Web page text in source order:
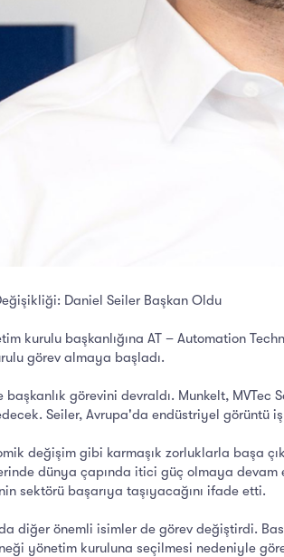
Daniel Seiler Başkan Oldu
kurulu başkanlığına AT – Automation
görev almaya başladı.
görevini devraldı. Munkelt,
Seiler, Avrupa'da endüstriyel görüntü
değişim gibi karmaşık zorluklarla başa
dünya çapında itici güç olmaya
sektörü başarıya taşıyacağını ifade etti.
diğer önemli isimler de görev değiştirdi.
yönetim kuruluna seçilmesi nedeniyle